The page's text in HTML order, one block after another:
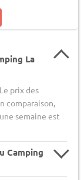
La
prix des
comparaison,
semaine est
Camping